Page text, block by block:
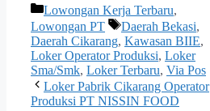
Kategori
Lowongan Kerja Terbaru,
Lowongan PT
Tag
Daerah Bekasi,
Daerah Cikarang, Kawasan BIIE,
Loker Operator Produksi, Loker
Sma/Smk, Loker Terbaru, Via Pos
Loker Pabrik Cikarang Operator
Produksi PT NISSIN FOOD